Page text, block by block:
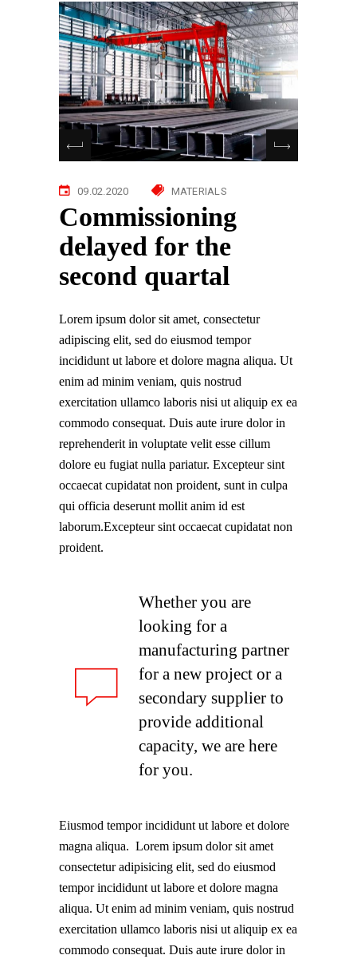
09.02.2020 MATERIALS
Commissioning
delayed for the
second quartal
Lorem ipsum dolor sit amet, consectetur
adipiscing elit, sed do eiusmod tempor
incididunt ut labore et dolore magna aliqua. Ut
enim ad minim veniam, quis nostrud
exercitation ullamco laboris nisi ut aliquip ex ea
commodo consequat. Duis aute irure dolor in
reprehenderit in voluptate velit esse cillum
dolore eu fugiat nulla pariatur. Excepteur sint
occaecat cupidatat non proident, sunt in culpa
qui officia deserunt mollit anim id est
laborum.Excepteur sint occaecat cupidatat non
proident.
Whether you are
looking for a
manufacturing partner
for a new project or a
secondary supplier to
provide additional
capacity, we are here
for you.
Eiusmod tempor incididunt ut labore et dolore
magna aliqua. Lorem ipsum dolor sit amet
consectetur adipisicing elit, sed do eiusmod
tempor incididunt ut labore et dolore magna
aliqua. Ut enim ad minim veniam, quis nostrud
exercitation ullamco laboris nisi ut aliquip ex ea
commodo consequat. Duis aute irure dolor in